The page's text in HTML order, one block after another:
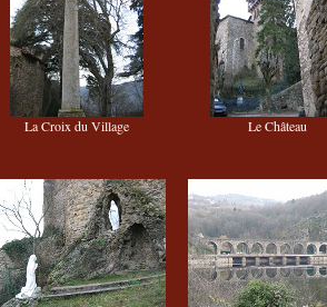
La Croix du Village
Le Château